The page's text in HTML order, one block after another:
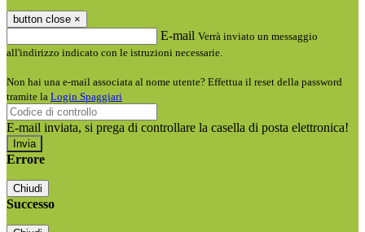
button close ×
E-mail Verrà inviato un messaggio
all'indirizzo indicato con le istruzioni necessarie.
Non hai una e-mail associata al nome utente? Effettua il reset della password
tramite la Login Spaggiari
E-mail inviata, si prega di controllare la casella di posta elettronica!
Errore
Chiudi
Successo